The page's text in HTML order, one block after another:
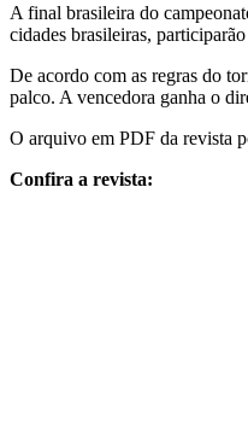
A final brasileira do
cidades brasileiras,
De acordo com as regras do
palco. A vencedora ganha o
O arquivo em PDF da revista
Confira a revista: